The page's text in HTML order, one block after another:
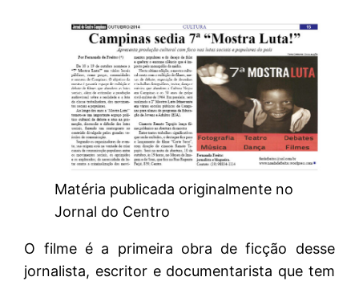
Matéria publicada originalmente no
Jornal do Centro
O filme é a primeira obra de ficção desse
jornalista, escritor e documentarista que tem